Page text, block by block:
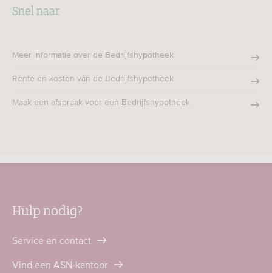
Snel naar
Meer informatie over de Bedrijfshypotheek
Rente en kosten van de Bedrijfshypotheek
Maak een afspraak voor een Bedrijfshypotheek
Hulp nodig?
Service en contact
Vind een ASN-kantoor